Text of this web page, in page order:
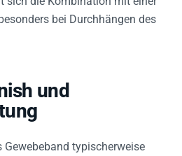
bei Durchhängen des
und
typischerweise